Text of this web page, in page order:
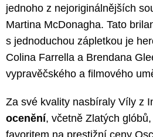
jednoho z nejoriginálnějších
Martina McDonagha. Tato
s jednoduchou zápletkou je
Colina Farrella a Brendana
vypravěčského a filmového
Za své kvality nasbíraly Víly z
ocenění, včetně Zlatých
favoritem na prestižní ceny